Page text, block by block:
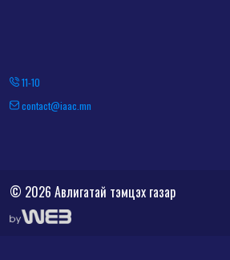
11-10
contact@iaac.mn
© 2026 Авлигатай тэмцэх газар